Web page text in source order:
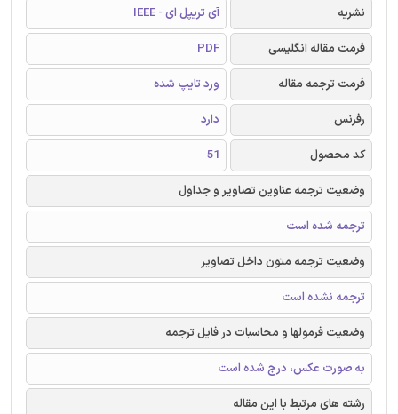
نشریه
آی تریپل ای - IEEE
فرمت مقاله انگلیسی
PDF
فرمت ترجمه مقاله
ورد تایپ شده
رفرنس
دارد
کد محصول
51
وضعیت ترجمه عناوین تصاویر و جداول
ترجمه شده است
وضعیت ترجمه متون داخل تصاویر
ترجمه نشده است
وضعیت فرمولها و محاسبات در فایل ترجمه
به صورت عکس، درج شده است
رشته های مرتبط با این مقاله